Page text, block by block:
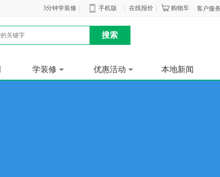
3分钟学装修 手机版 在线报价 购物车 客户服务
学装修 优惠活动 本地新闻